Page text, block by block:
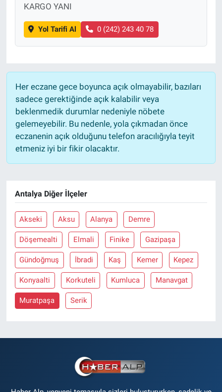
KARGO YANI
Yol Tarifi Al 0 (242) 243 40 78
Her eczane gece boyunca açık olmayabilir, bazıları
sadece gerektiğinde açık kalabilir veya
beklenmedik durumlar nedeniyle nöbete
gelemeyebilir. Bu nedenle, yola çıkmadan önce
eczanenin açık olduğunu telefon aracılığıyla teyit
etmeniz iyi bir fikir olacaktır.
Antalya Diğer İlçeler
Akseki Aksu Alanya Demre
Döşemealti Elmali Finike Gazipaşa
Gündoğmuş İbradi Kaş Kemer Kepez
Konyaalti Korkuteli Kumluca Manavgat
Muratpaşa Serik